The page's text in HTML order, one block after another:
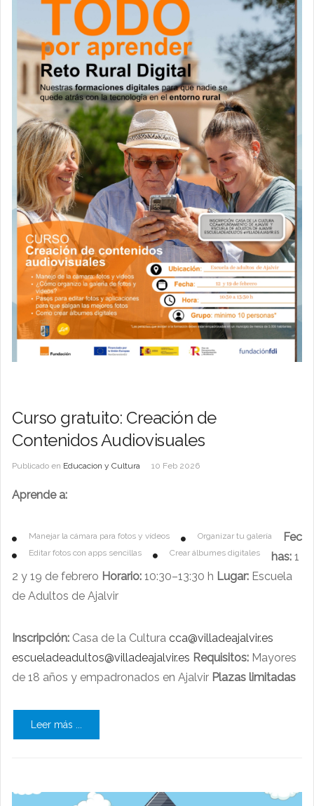
Curso gratuito: Creación de
Contenidos Audiovisuales
Publicado en Educacion y Cultura 10 Feb 2026
Aprende a:
Manejar la cámara para fotos y vídeos
Organizar tu galería
Editar fotos con apps sencillas
Crear álbumes digitales
Fec
has: 1
2 y 19 de febrero Horario: 10:30–13:30 h Lugar: Escuela
de Adultos de Ajalvir
Inscripción: Casa de la Cultura cca@villadeajalvir.es
escueladeadultos@villadeajalvir.es Requisitos: Mayores
de 18 años y empadronados en Ajalvir Plazas limitadas
Leer más ...